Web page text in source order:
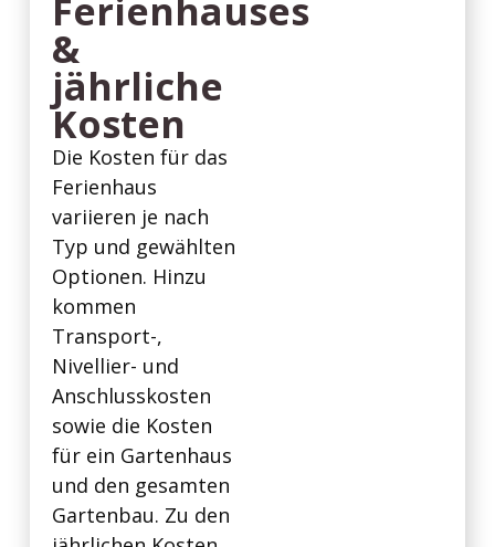
Ferienhauses
&
jährliche
Kosten
Die Kosten für das
Ferienhaus
variieren je nach
Typ und gewählten
Optionen. Hinzu
kommen
Transport-,
Nivellier- und
Anschlusskosten
sowie die Kosten
für ein Gartenhaus
und den gesamten
Gartenbau. Zu den